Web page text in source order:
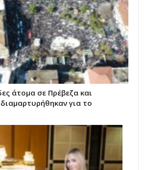
άτομα σε Πρέβεζα και
για το